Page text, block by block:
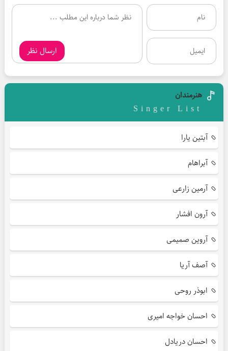
ارسال نظر
هنرمندان
Singer List
آبتین یارا
آبراهام
آرمین زارعی
آرون افشار
آروین صمیمی
آصف آریا
ابوذر روحی
احسان خواجه امیری
احسان دریادل